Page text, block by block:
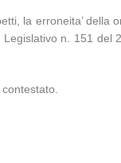
la erroneita’ della
n. 151 del